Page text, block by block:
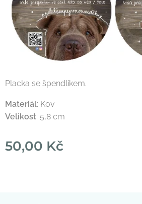
Placka se špendlíkem.
Materiál: Kov
Velikost: 5,8 cm
50,00 Kč